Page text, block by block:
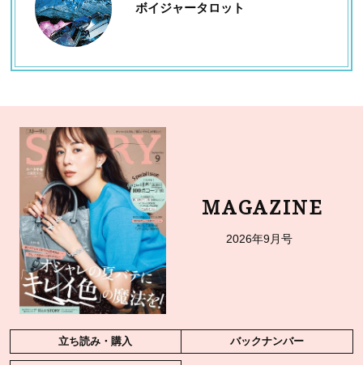
ボイジャータロット
MAGAZINE
2026年9月号
立ち読み・購入 バックナンバー